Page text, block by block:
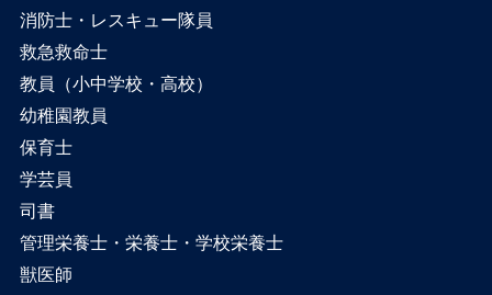
消防士・レスキュー隊員
救急救命士
教員（小中学校・高校）
幼稚園教員
保育士
学芸員
司書
管理栄養士・栄養士・学校栄養士
獣医師